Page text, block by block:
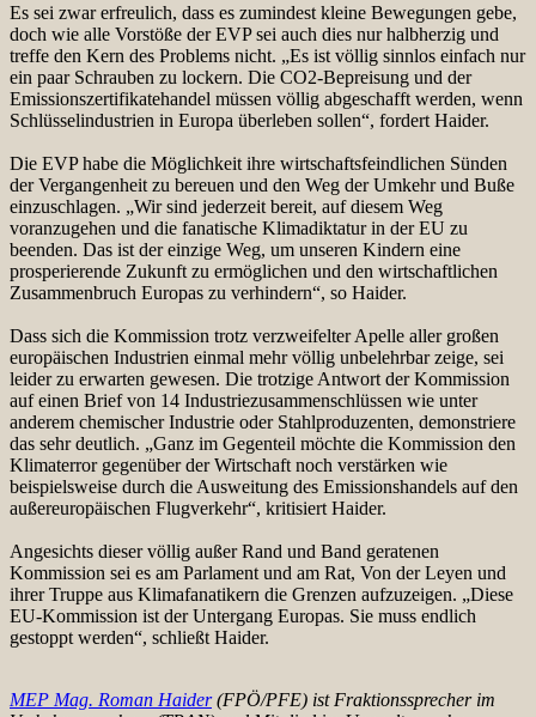
Es sei zwar erfreulich, dass es zumindest kleine Bewegungen gebe,
doch wie alle Vorstöße der EVP sei auch dies nur halbherzig und
treffe den Kern des Problems nicht. „Es ist völlig sinnlos einfach nur
ein paar Schrauben zu lockern. Die CO2-Bepreisung und der
Emissionszertifikatehandel müssen völlig abgeschafft werden, wenn
Schlüsselindustrien in Europa überleben sollen“, fordert Haider.
Die EVP habe die Möglichkeit ihre wirtschaftsfeindlichen Sünden
der Vergangenheit zu bereuen und den Weg der Umkehr und Buße
einzuschlagen. „Wir sind jederzeit bereit, auf diesem Weg
voranzugehen und die fanatische Klimadiktatur in der EU zu
beenden. Das ist der einzige Weg, um unseren Kindern eine
prosperierende Zukunft zu ermöglichen und den wirtschaftlichen
Zusammenbruch Europas zu verhindern“, so Haider.
Dass sich die Kommission trotz verzweifelter Apelle aller großen
europäischen Industrien einmal mehr völlig unbelehrbar zeige, sei
leider zu erwarten gewesen. Die trotzige Antwort der Kommission
auf einen Brief von 14 Industriezusammenschlüssen wie unter
anderem chemischer Industrie oder Stahlproduzenten, demonstriere
das sehr deutlich. „Ganz im Gegenteil möchte die Kommission den
Klimaterror gegenüber der Wirtschaft noch verstärken wie
beispielsweise durch die Ausweitung des Emissionshandels auf den
außereuropäischen Flugverkehr“, kritisiert Haider.
Angesichts dieser völlig außer Rand und Band geratenen
Kommission sei es am Parlament und am Rat, Von der Leyen und
ihrer Truppe aus Klimafanatikern die Grenzen aufzuzeigen. „Diese
EU-Kommission ist der Untergang Europas. Sie muss endlich
gestoppt werden“, schließt Haider.
MEP Mag. Roman Haider (FPÖ/PFE) ist Fraktionssprecher im